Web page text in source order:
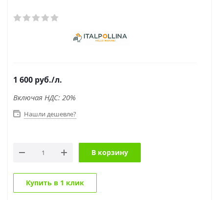
1 600 руб./л.
Включая НДС: 20%
Нашли дешевле?
В корзину
Купить в 1 клик